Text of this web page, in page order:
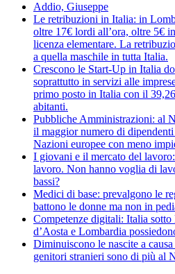
Addio, Giuseppe
Le retribuzioni in Italia: in
oltre 17€ lordi all’ora, oltre 5€
licenza elementare. La
a quella maschile in tutta Italia.
Crescono le Start-Up in Italia
soprattutto in servizi alle
primo posto in Italia con il
abitanti.
Pubbliche Amministrazioni: al
il maggior numero di
Nazioni europee con meno
I giovani e il mercato del
lavoro. Non hanno voglia di
bassi?
Medici di base: prevalgono le
battono le donne ma non in
Competenze digitali: Italia sotto
d’Aosta e Lombardia
Diminuiscono le nascite a
genitori stranieri sono di più al